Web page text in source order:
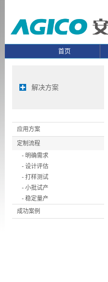
首页
解决方案
应用方案
定制流程
- 明确需求
- 设计评估
- 打样测试
- 小批试产
- 稳定量产
成功案例